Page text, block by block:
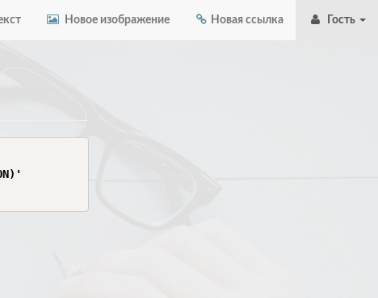
Новое изображение Новая ссылка Гость